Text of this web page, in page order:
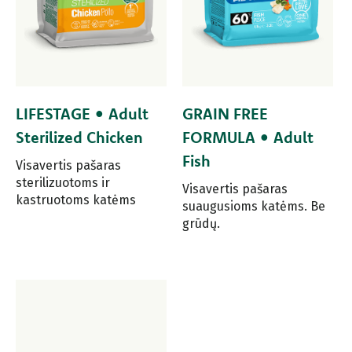
LIFESTAGE • Adult
Sterilized Chicken
Visavertis pašaras
sterilizuotoms ir
kastruotoms katėms
GRAIN FREE
FORMULA • Adult
Fish
Visavertis pašaras
suaugusioms katėms. Be
grūdų.